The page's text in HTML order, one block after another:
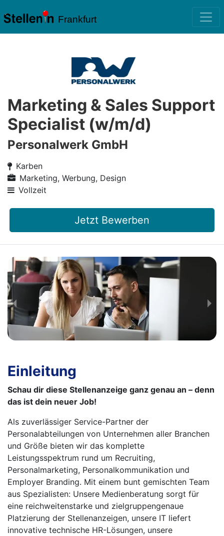
Frankfurt
Marketing & Sales Support
Specialist (w/m/d)
Personalwerk GmbH
Karben
Marketing, Werbung, Design
Vollzeit
Jetzt Bewerben
Einleitung
Schau dir diese Stellenanzeige ganz genau an – denn
das ist dein neuer Job!
Als zuverlässiger Service-Partner der
Personalabteilungen von Unternehmen aller Branchen
und Größe bieten wir das komplette
Leistungsspektrum rund um Recruiting,
Personalmarketing, Personalkommunikation und
Employer Branding. Mit einem bunt gemischten Team
aus Spezialisten: Unsere Medienberatung sorgt für
eine reichweitenstarke und zielgruppengenaue
Platzierung der Stellenanzeigen, unsere IT liefert
innovative technische HR-Lösungen, unsere